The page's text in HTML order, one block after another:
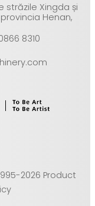
străzile Xingda și
Henan,
8310
1995-2026 Product